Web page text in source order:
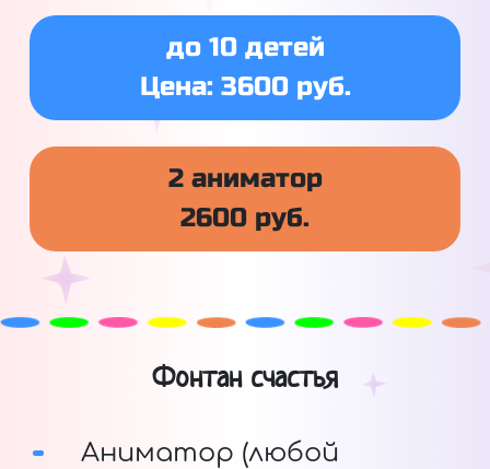
до 10 детей
Цена: 3600 руб.
2 аниматор
2600 руб.
Фонтан счастья
Аниматор (любой